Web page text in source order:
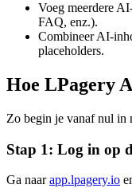
Voeg meerdere
FAQ, enz.).
Combineer AI-
placeholders.
Hoe LPagery
Zo begin je vanaf nul in
Stap 1: Log in op
Ga naarapp.lpagery.io